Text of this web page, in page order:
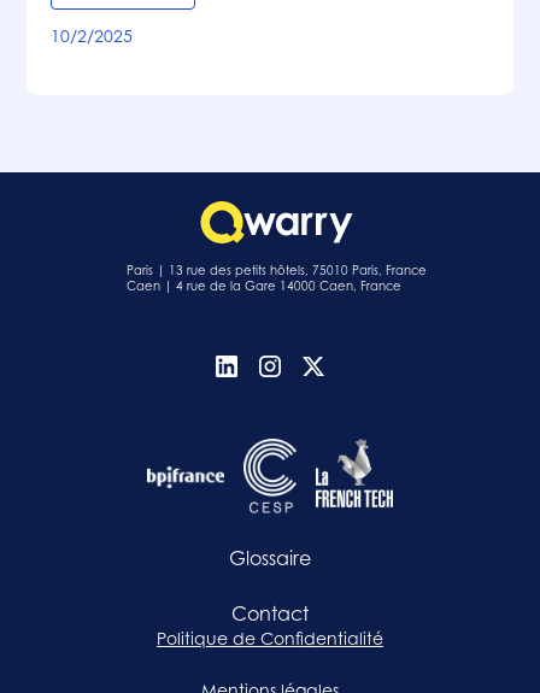
10/2/2025
Paris | 13 rue des petits hôtels, 75010 Paris, France
Caen | 4 rue de la Gare 14000 Caen, France
Politique de Confidentialité
Glossaire
Contact